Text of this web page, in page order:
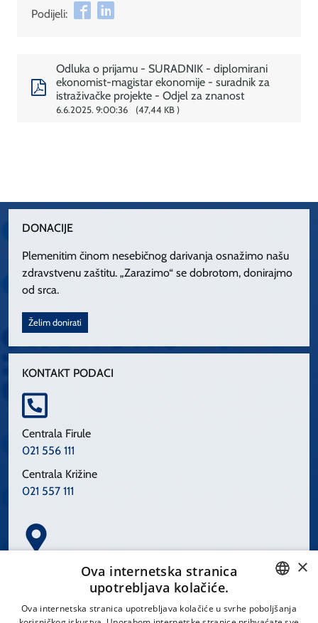
Podijeli:
Odluka o prijamu - SURADNIK - diplomirani
ekonomist-magistar ekonomije - suradnik za
istraživačke projekte - Odjel za znanost
6.6.2025. 9:00:36 47,44 KB
DONACIJE
Plemenitim činom nesebičnog darivanja osnažimo našu
zdravstvenu zaštitu. „Zarazimo“ se dobrotom, donirajmo
od srca.
Želim donirati
KONTAKT PODACI
Centrala Firule
021 556 111
Centrala Križine
021 557 111
Spinčićeva 1, 21000 Split
CROATIAN
×
Ova internetska stranica
upotrebljava kolačiće.
Ova internetska stranica upotrebljava kolačiće u svrhe poboljšanja